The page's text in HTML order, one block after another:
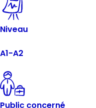
Niveau
A1-A2
Public concerné